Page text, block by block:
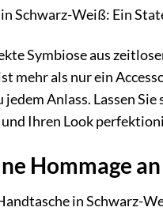
Schwarz-Weiß: Ein
Symbiose aus
mehr als nur ein
Anlass. Lassen
Ihren Look
Hommage
in Schwarz-